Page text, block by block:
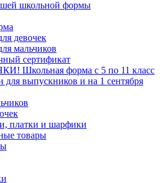
школьной формы
девочек
мальчиков
сертификат
Школьная форма с 5 по 11 класс
для выпускников и на 1 сентября
платки и шарфики
товары